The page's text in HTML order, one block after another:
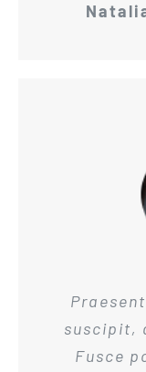
suscipit,
Fusce